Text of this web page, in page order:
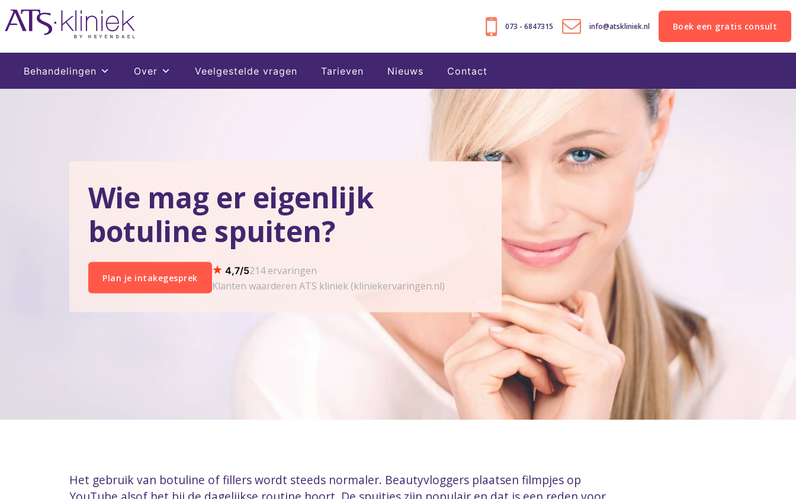
073 - 6847315 info@atskliniek.nl Boek een gratis consult
Behandelingen Over Veelgestelde vragen Tarieven Nieuws Contact
Wie mag er eigenlijk
botuline spuiten?
Plan je intakegesprek
4,7/5214 ervaringen
Klanten waarderen ATS kliniek (kliniekervaringen.nl)
Het gebruik van botuline of fillers wordt steeds normaler. Beautyvloggers plaatsen filmpjes op